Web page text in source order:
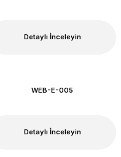
Detaylı İnceleyin
WEB-E-005
Detaylı İnceleyin